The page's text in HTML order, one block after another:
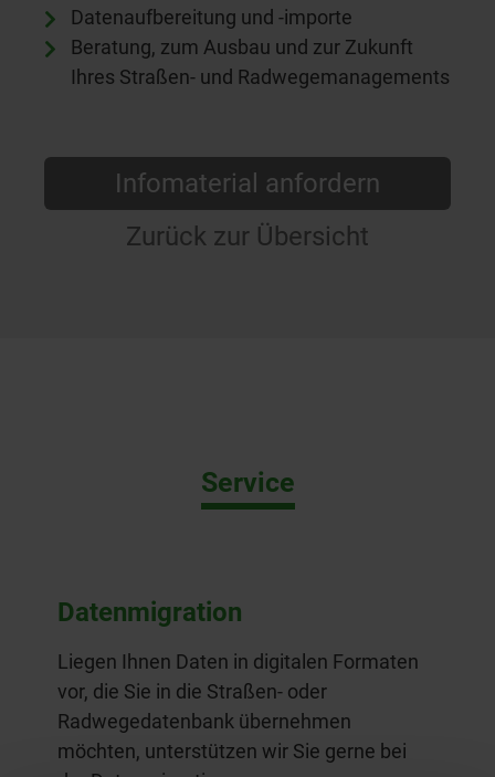
Datenaufbereitung und -importe
Beratung, zum Ausbau und zur Zukunft
Ihres Straßen- und Radwegemanagements
Infomaterial anfordern
Zurück zur Übersicht
Service
Datenmigration
Liegen Ihnen Daten in digitalen Formaten
vor, die Sie in die Straßen- oder
Radwegedatenbank übernehmen
möchten, unterstützen wir Sie gerne bei